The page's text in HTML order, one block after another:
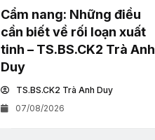
Cẩm nang: Những điều
cần biết về rối loạn xuất
tinh – TS.BS.CK2 Trà Anh
Duy
TS.BS.CK2 Trà Anh Duy
07/08/2026